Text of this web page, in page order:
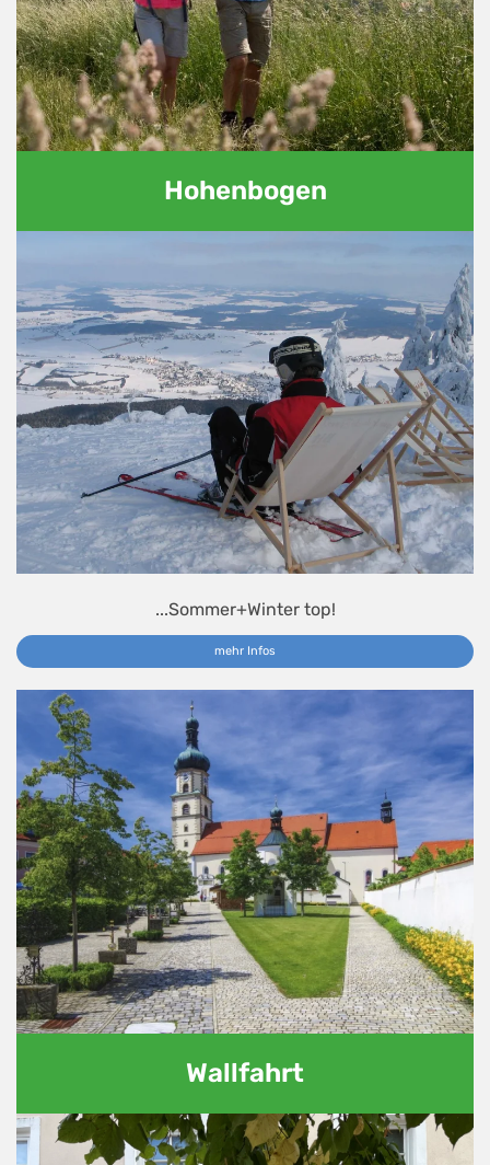
Hohenbogen
...Sommer+Winter top!
mehr Infos
Wallfahrt